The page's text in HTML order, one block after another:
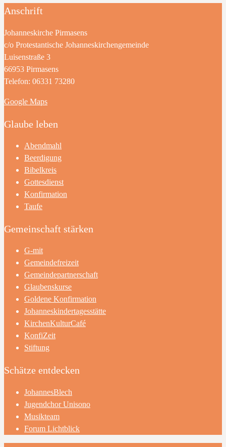
Anschrift
Johanneskirche Pirmasens
c/o Protestantische Johanneskirchengemeinde
Luisenstraße 3
66953 Pirmasens
Telefon: 06331 73280
Google Maps
Glaube leben
Abendmahl
Beerdigung
Bibelkreis
Gottesdienst
Konfirmation
Taufe
Gemeinschaft stärken
G-mit
Gemeindefreizeit
Gemeindepartnerschaft
Glaubenskurse
Goldene Konfirmation
Johanneskindertagesstätte
KirchenKulturCafé
KonfiZeit
Stiftung
Schätze entdecken
JohannesBlech
Jugendchor Unisono
Musikteam
Forum Lichtblick